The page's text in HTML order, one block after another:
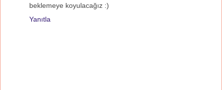
beklemeye koyulacağız :)
Yanıtla